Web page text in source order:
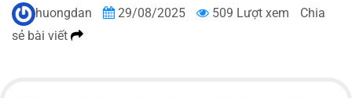
huongdan 29/08/2025 509 Lượt xem
Chia
sẻ bài viết